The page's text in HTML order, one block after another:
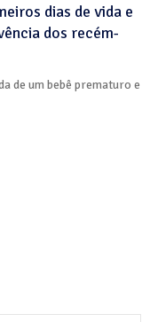
dias de vida e
dos recém-
de um bebê prematuro e